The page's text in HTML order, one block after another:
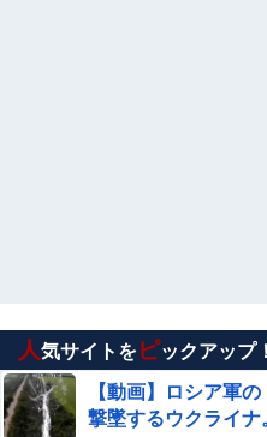
る。当然のように無抵
【画像あり】ディズニーの
卑猥すぎて賛否両論ｗｗｗ
人気サイトをピックアップ！
【動画】ロシア軍
撃墜するウクライナ